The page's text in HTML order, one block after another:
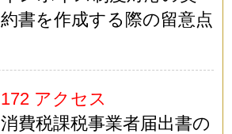
約書を作成する際の留意点
172 アクセス
消費税課税事業者届出書の